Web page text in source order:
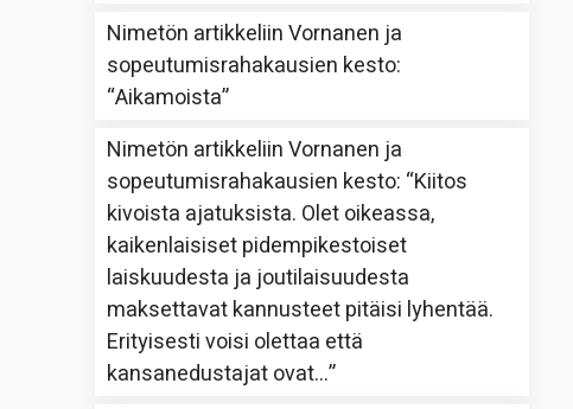
Nimetön artikkeliinVornanen ja
sopeutumisrahakausien kesto:
“Aikamoista”
Nimetön artikkeliinVornanen ja
sopeutumisrahakausien kesto: “Kiitos
kivoista ajatuksista. Olet oikeassa,
kaikenlaisiset pidempikestoiset
laiskuudesta ja joutilaisuudesta
maksettavat kannusteet pitäisi lyhentää.
Erityisesti voisi olettaa että
kansanedustajat ovat…”